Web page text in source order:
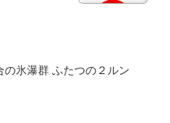
の氷瀑群 ふたつの２ルン